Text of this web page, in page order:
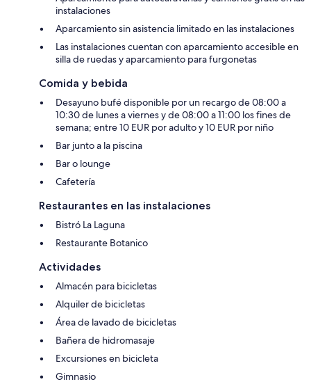
instalaciones
Aparcamiento sin asistencia limitado en las instalaciones
Las instalaciones cuentan con aparcamiento accesible en
silla de ruedas y aparcamiento para furgonetas
Comida y bebida
Desayuno bufé disponible por un recargo de 08:00 a
10:30 de lunes a viernes y de 08:00 a 11:00 los fines de
semana; entre 10 EUR por adulto y 10 EUR por niño
Bar junto a la piscina
Bar o lounge
Cafetería
Restaurantes en las instalaciones
Bistró La Laguna
Restaurante Botanico
Actividades
Almacén para bicicletas
Alquiler de bicicletas
Área de lavado de bicicletas
Bañera de hidromasaje
Excursiones en bicicleta
Gimnasio